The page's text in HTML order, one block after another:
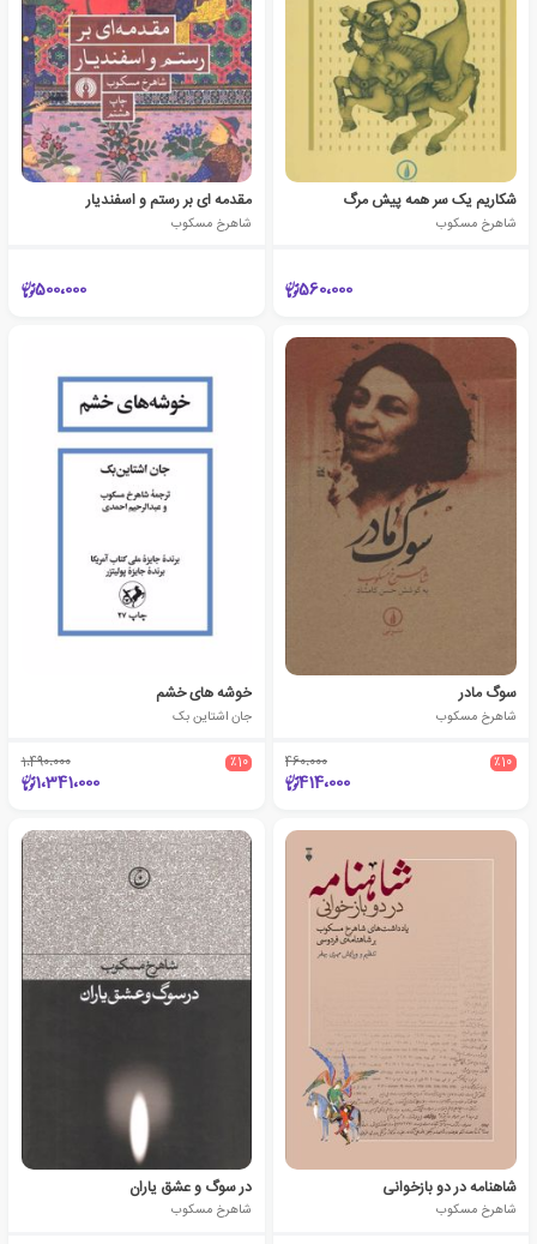
شکاریم یک سر همه پیش مرگ
شاهرخ مسکوب
560،000
مقدمه ای بر رستم و اسفندیار
شاهرخ مسکوب
500،000
سوگ مادر
شاهرخ مسکوب
٪10 460،000
414،000
خوشه های خشم
جان اشتاین بک
٪10 1،490،000
1،341،000
شاهنامه در دو بازخوانی
شاهرخ مسکوب
در سوگ و عشق یاران
شاهرخ مسکوب